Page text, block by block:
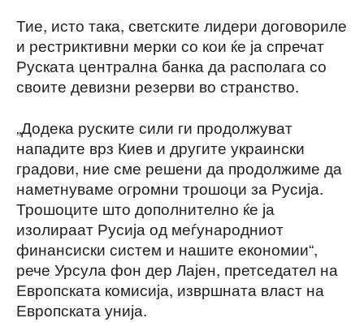
Тие, исто така, светските лидери договориле
и рестриктивни мерки со кои ќе ја спречат
Руската централна банка да располага со
своите девизни резерви во странство.
„Додека руските сили ги продолжуват
нападите врз Киев и другите украински
градови, ние сме решени да продолжиме да
наметнуваме огромни трошоци за Русија.
Трошоците што дополнително ќе ја
изолираат Русија од меѓународниот
финансиски систем и нашите економии“,
рече Урсула фон дер Лајен, претседател на
Европската комисија, извршната власт на
Европската унија.